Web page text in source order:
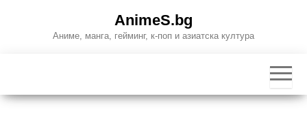
AnimeS.bg
Аниме, манга, гейминг, к-поп и азиатска култура